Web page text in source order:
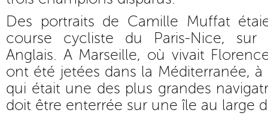
Des portraits de Camille Muffat
course cycliste du Paris-Nice, sur
Anglais. A Marseille, où vivait
ont été jetées dans la Méditerranée,
qui était une des plus grandes
doit être enterrée sur une île au large